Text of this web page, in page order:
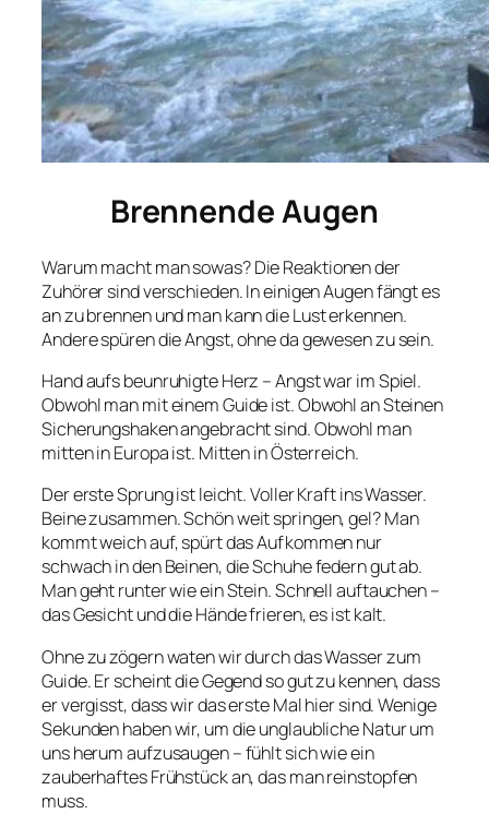
Brennende Augen
Warum macht man sowas? Die Reaktionen der
Zuhörer sind verschieden. In einigen Augen fängt es
an zu brennen und man kann die Lust erkennen.
Andere spüren die Angst, ohne da gewesen zu sein.
Hand aufs beunruhigte Herz – Angst war im Spiel.
Obwohl man mit einem Guide ist. Obwohl an Steinen
Sicherungshaken angebracht sind. Obwohl man
mitten in Europa ist. Mitten in Österreich.
Der erste Sprung ist leicht. Voller Kraft ins Wasser.
Beine zusammen. Schön weit springen, gel? Man
kommt weich auf, spürt das Aufkommen nur
schwach in den Beinen, die Schuhe federn gut ab.
Man geht runter wie ein Stein. Schnell auftauchen –
das Gesicht und die Hände frieren, es ist kalt.
Ohne zu zögern waten wir durch das Wasser zum
Guide. Er scheint die Gegend so gut zu kennen, dass
er vergisst, dass wir das erste Mal hier sind. Wenige
Sekunden haben wir, um die unglaubliche Natur um
uns herum aufzusaugen – fühlt sich wie ein
zauberhaftes Frühstück an, das man reinstopfen
muss.